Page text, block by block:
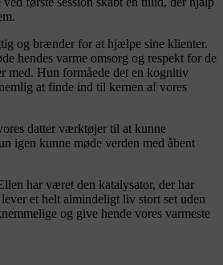
og brænder for at hjælpe sine klienter.
hendes varme omsorg og respekt for de
med. Hun formåede det en kognitiv
at finde ind til kernen af vores
datter værktøjer til at kunne
igen kunne møde verden med åbent
har været den katalysator, der har
et helt almindeligt liv stort set uden
og give hende vores varmeste